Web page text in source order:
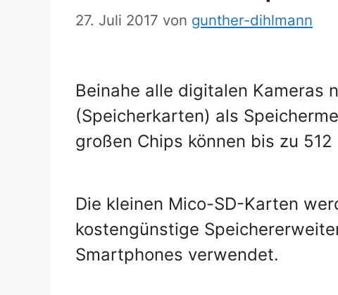
27. Juli 2017 von gunther-dihlmann
Beinahe alle digitalen Kameras
(Speicherkarten) als
großen Chips können bis zu
Die kleinen Mico-SD-Karten
kostengünstige
Smartphones verwendet.